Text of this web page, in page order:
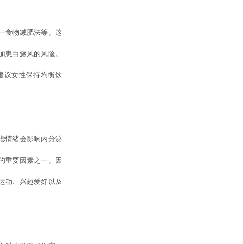
食物减肥法等。这
白癜风的风险。
议女性保持均衡饮
情绪会影响内分泌
重要因素之一。因
动、兴趣爱好以及